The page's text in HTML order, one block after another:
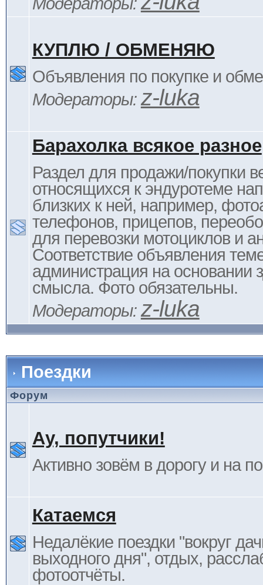
КУПЛЮ / ОБМЕНЯЮ
Объявления по покупке и
Модераторы: z-luka
Барахолка всякое разное
Раздел для продажи/покупки
относящихся к эндуротеме
близких к ней, например,
телефонов, прицепов,
для перевозки мотоциклов и
Соответствие объявления
администрация на основании
смысла. Фото обязательны.
Модераторы: z-luka
Поездки
Форум
Ау, попутчики!
Активно зовём в дорогу и на
Катаемся
Недалёкие поездки "вокруг
выходного дня", отдых,
фотоотчёты.